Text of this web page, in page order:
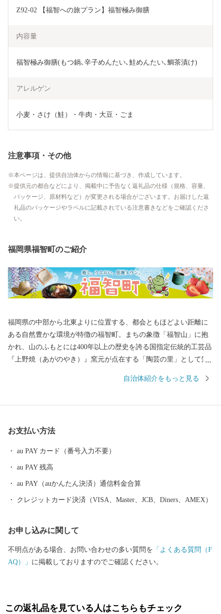
Z92-02 【福智への旅プラン】福智極み御膳
内容量
福智極み御膳(もつ鍋､辛子めんたい､鮭めんたい､鯛茶漬け)
アレルゲン
小麦・さけ（鮭）・牛肉・大豆・ごま
注意事項・その他
本ページは、提供自治体からの情報に基づき、作成しています。
提供元の都合などにより、掲載中に予告なく返礼品の仕様（規格、容量、
パッケージ、原材料など）が変更される場合がございます。お届けした返
礼品のパッケージやラベルに記載されている注意書きなどをご確認くださ
い。
福岡県福智町のご紹介
福岡県の中部から北東よりに位置する、都会ともほどよい距離に
ある自然豊かな環境が特徴の福智町。まちの象徴「福智山」に抱
かれ、山のふもとには400年以上の歴史を誇る国指定伝統的工芸品
『上野焼（あがのやき）』窯元が点在する「陶芸の里」として知
かりの古刹「興国寺」、宮本武蔵ゆかりの「常立寺」などが点
支えた筑豊炭田の一角として、屈指の鉱山を有する炭鉱の町とし
て栄え、 近代化遺産も残されており、「かもめの水兵さん」や
光陽の生誕地でもあることから、「童謡の里」として音楽の町づ
くりも展開しています。 まちには心と体も癒される良質な温泉を
楽しめるほか、『赤池梨』をはじめとする『とよみつひめ（いち
飾山笠とかき手の迫力が魅力の『山笠競演会』など、年間を通し
て多数の催しを開催。 ふるさと納税では、ブランド肉やお米、フ
ルーツやスイーツなど、生産者のまごころと愛情が詰まった自慢
た皆様にまちの魅力を凝縮したお礼の品をお送りします。 ・お届
自治体紹介をもっと見る
お支払い方法
au PAY カード（番号入力不要）
au PAY 残高
au PAY（auかんたん決済）通信料金合算
クレジットカード決済（VISA、Master、JCB、Diners、AMEX）
お申し込みに関して
不明点がある場合、お問い合わせの多い質問を 「よくある質問（F
AQ）」 に掲載しておりますのでご確認ください。
この返礼品を見ている人はこちらもチェック